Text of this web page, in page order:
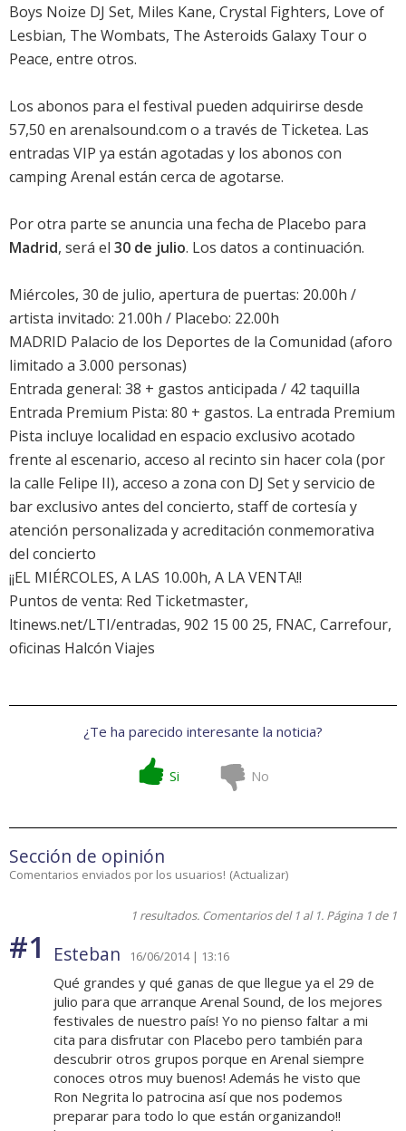
Boys Noize DJ Set, Miles Kane, Crystal Fighters, Love of
Lesbian, The Wombats, The Asteroids Galaxy Tour o
Peace, entre otros.
Los abonos para el festival pueden adquirirse desde
57,50 en arenalsound.com o a través de Ticketea. Las
entradas VIP ya están agotadas y los abonos con
camping Arenal están cerca de agotarse.
Por otra parte se anuncia una fecha de Placebo para
Madrid, será el 30 de julio. Los datos a continuación.
Miércoles, 30 de julio, apertura de puertas: 20.00h /
artista invitado: 21.00h / Placebo: 22.00h
MADRID Palacio de los Deportes de la Comunidad (aforo
limitado a 3.000 personas)
Entrada general: 38 + gastos anticipada / 42 taquilla
Entrada Premium Pista: 80 + gastos. La entrada Premium
Pista incluye localidad en espacio exclusivo acotado
frente al escenario, acceso al recinto sin hacer cola (por
la calle Felipe II), acceso a zona con DJ Set y servicio de
bar exclusivo antes del concierto, staff de cortesía y
atención personalizada y acreditación conmemorativa
del concierto
¡¡EL MIÉRCOLES, A LAS 10.00h, A LA VENTA!!
Puntos de venta: Red Ticketmaster,
ltinews.net/LTI/entradas, 902 15 00 25, FNAC, Carrefour,
oficinas Halcón Viajes
¿Te ha parecido interesante la noticia?
Si No
Sección de opinión
Comentarios enviados por los usuarios! (Actualizar)
1 resultados. Comentarios del 1 al 1. Página 1 de 1
#1 Esteban 16/06/2014 | 13:16
Qué grandes y qué ganas de que llegue ya el 29 de
julio para que arranque Arenal Sound, de los mejores
festivales de nuestro país! Yo no pienso faltar a mi
cita para disfrutar con Placebo pero también para
descubrir otros grupos porque en Arenal siempre
conoces otros muy buenos! Además he visto que
Ron Negrita lo patrocina así que nos podemos
preparar para todo lo que están organizando!!